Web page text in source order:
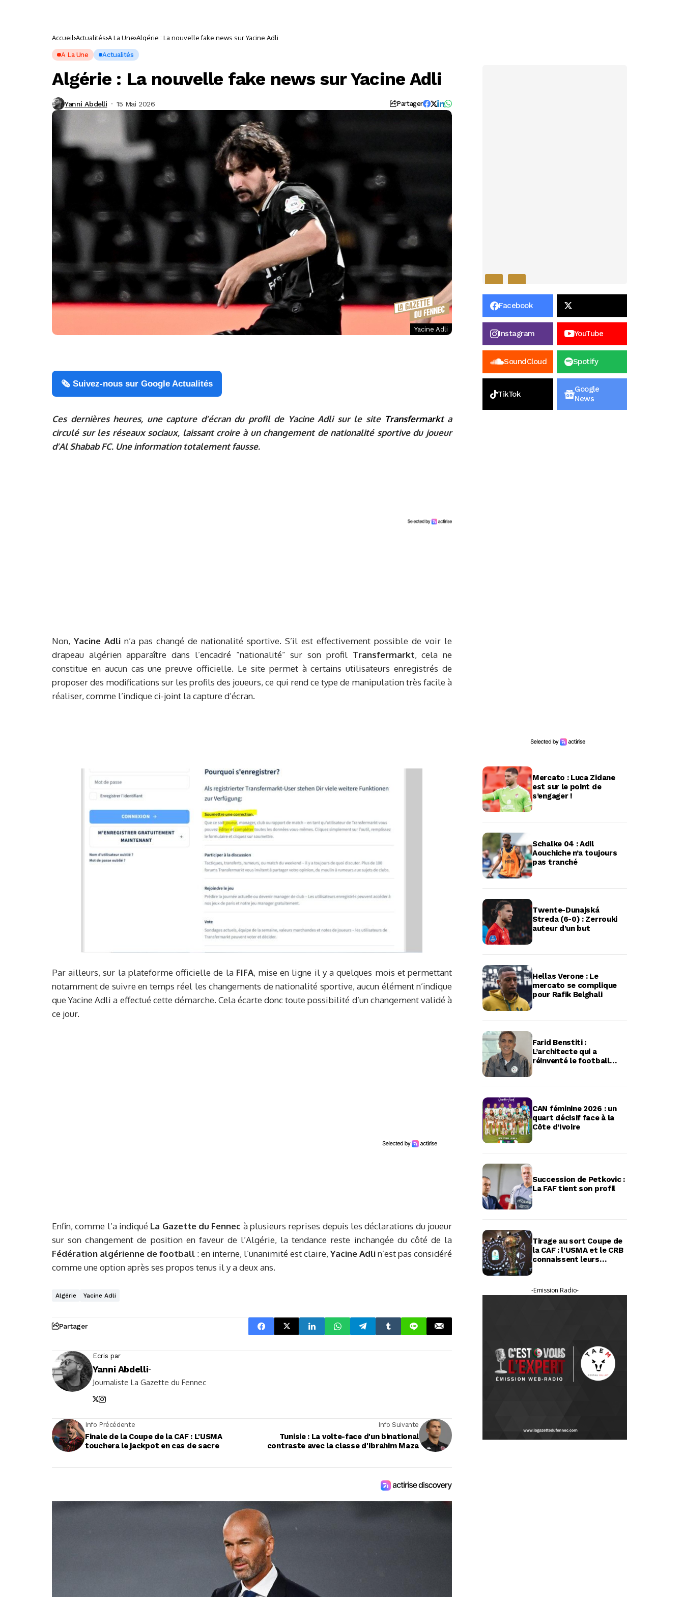
Accueil Actualités A La Une Algérie : La nouvelle fake news sur Yacine Adli
A La Une Actualités
Algérie : La nouvelle fake news sur Yacine Adli
Yanni Abdelli 15 Mai 2026 Partager
Yacine Adli
🗞️ Suivez-nous sur Google Actualités
Ces dernières heures, une capture d’écran du profil de Yacine Adlisur le site Transfermarkta
circulé sur les réseaux sociaux, laissant croire à un changement de nationalité sportive du joueur
d’Al Shabab FC. Une information totalement fausse.
Non, Yacine Adli n’a pas changé de nationalité sportive. S’il est effectivement possible de voir le
drapeau algérien apparaître dans l’encadré “nationalité” sur son profil Transfermarkt, cela ne
constitue en aucun cas une preuve officielle. Le site permet à certains utilisateurs enregistrés de
proposer des modifications sur les profils des joueurs, ce qui rend ce type de manipulation très facile à
réaliser, comme l’indique ci-joint la capture d’écran.
Par ailleurs, sur la plateforme officielle de la FIFA, mise en ligne il y a quelques mois et permettant
notamment de suivre en temps réel les changements de nationalité sportive, aucun élément n’indique
que Yacine Adli a effectué cette démarche. Cela écarte donc toute possibilité d’un changement validé à
ce jour.
Enfin, comme l’a indiqué La Gazette du Fennec à plusieurs reprises depuis les déclarations du joueur
sur son changement de position en faveur de l’Algérie, la tendance reste inchangée du côté de la
Fédération algérienne de football : en interne, l’unanimité est claire, Yacine Adlin’est pas considéré
comme une option après ses propos tenus il y a deux ans.
Algérie Yacine Adli
Partager
Ecris par
Yanni Abdelli-
Journaliste La Gazette du Fennec
Info Précédente
Finale de la Coupe de la CAF : L'USMA
touchera le jackpot en cas de sacre
Info Suivante
Tunisie : La volte-face d'un binational
contraste avec la classe d'Ibrahim Maza
Facebook
Instagram YouTube
SoundCloud Spotify
TikTok
Google
News
Mercato : Luca Zidane
est sur le point de
s’engager !
Schalke 04 : Adil
Aouchiche n’a toujours
pas tranché
Twente-Dunajská
Streda (6-0) : Zerrouki
auteur d’un but
Hellas Verone : Le
mercato se complique
pour Rafik Belghali
Farid Benstiti :
L’architecte qui a
réinventé le football
CAN féminine 2026 : un
quart décisif face à la
Côte d’Ivoire
Succession de Petkovic :
La FAF tient son profil
Tirage au sort Coupe de
la CAF : l’USMA et le CRB
connaissent leurs
-Emission Radio-